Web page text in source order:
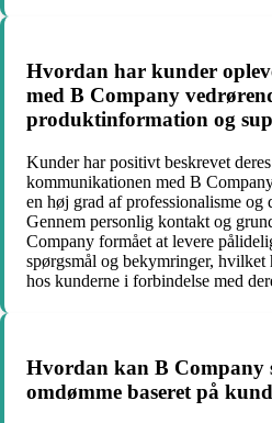
Hvordan har kunder
med B Company
produktinformation og
Kunder har positivt beskrevet
kommunikationen med B
en høj grad af professionalisme
Gennem personlig kontakt og
Company formået at levere
spørgsmål og bekymringer,
hos kunderne i forbindelse med
Hvordan kan B Company
omdømme baseret på